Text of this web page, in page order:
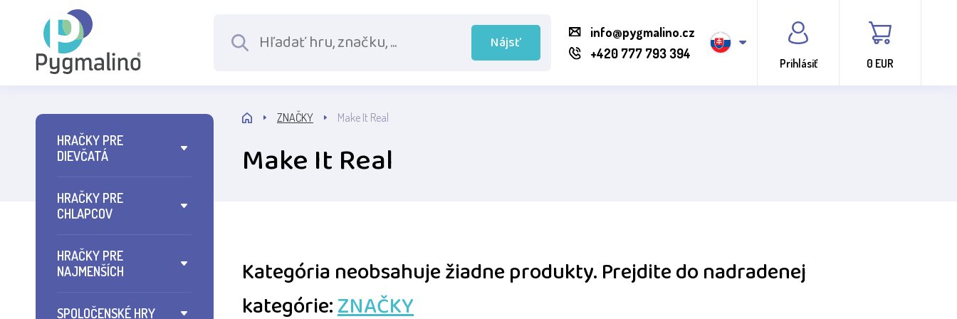
Nájsť
info@pygmalino.cz
+420 777 793 394
Prihlásiť 0 EUR
HRAČKY PRE
DIEVČATÁ
HRAČKY PRE
CHLAPCOV
HRAČKY PRE
NAJMENŠÍCH
SPOLOČENSKÉ HRY
ZNAČKY Make It Real
Make It Real
Kategória neobsahuje žiadne produkty.Prejdite do nadradenej
kategórie:ZNAČKY